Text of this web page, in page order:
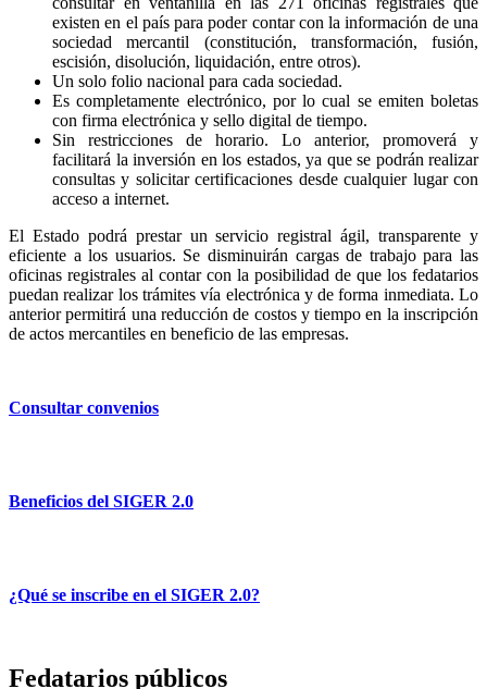
existen en el país para poder contar con la información de una
sociedad mercantil (constitución, transformación, fusión,
escisión, disolución, liquidación, entre otros).
Un solo folio nacional para cada sociedad.
Es completamente electrónico, por lo cual se emiten boletas
con firma electrónica y sello digital de tiempo.
Sin restricciones de horario. Lo anterior, promoverá y
facilitará la inversión en los estados, ya que se podrán realizar
consultas y solicitar certificaciones desde cualquier lugar con
acceso a internet.
El Estado podrá prestar un servicio registral ágil, transparente y
eficiente a los usuarios. Se disminuirán cargas de trabajo para las
oficinas registrales al contar con la posibilidad de que los fedatarios
puedan realizar los trámites vía electrónica y de forma inmediata. Lo
anterior permitirá una reducción de costos y tiempo en la inscripción
de actos mercantiles en beneficio de las empresas.
Consultar convenios
Beneficios del SIGER 2.0
¿Qué se inscribe en el SIGER 2.0?
Fedatarios públicos